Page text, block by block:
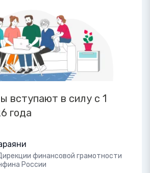
вступают в силу с 1
года
финансовой грамотности
России